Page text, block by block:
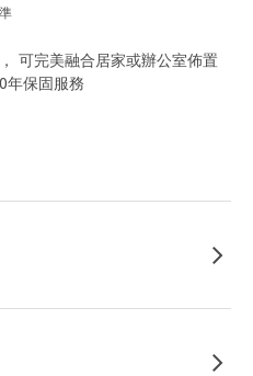
可完美融合居家或辦公室佈置
年保固服務